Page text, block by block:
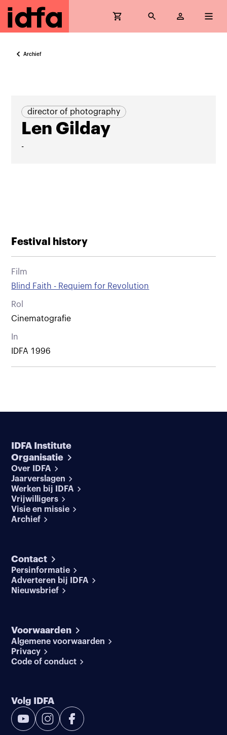
Archief
director of photography
Len Gilday
-
Festival history
Film
Blind Faith - Requiem for Revolution
Rol
Cinematografie
In
IDFA 1996
IDFA Institute
Organisatie
Over IDFA
Jaarverslagen
Werken bij IDFA
Vrijwilligers
Visie en missie
Archief
Contact
Persinformatie
Adverteren bij IDFA
Nieuwsbrief
Voorwaarden
Algemene voorwaarden
Privacy
Code of conduct
Volg IDFA